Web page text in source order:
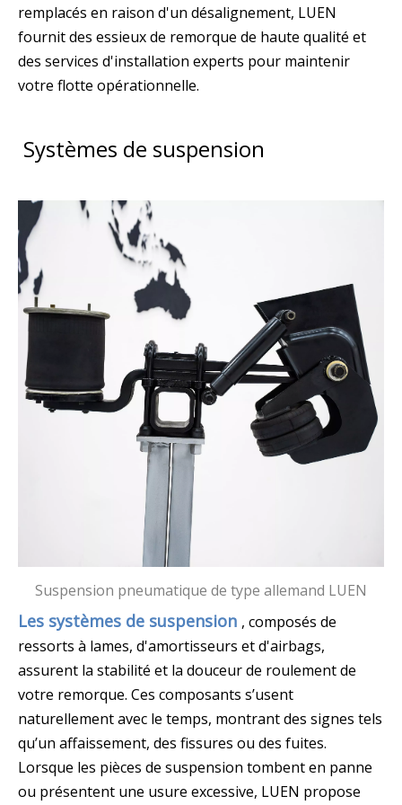
remplacés en raison d'un désalignement, LUEN
fournit des essieux de remorque de haute qualité et
des services d'installation experts pour maintenir
votre flotte opérationnelle.
Systèmes de suspension
Suspension pneumatique de type allemand LUEN
Les systèmes de suspension , composés de
ressorts à lames, d'amortisseurs et d'airbags,
assurent la stabilité et la douceur de roulement de
votre remorque. Ces composants s’usent
naturellement avec le temps, montrant des signes tels
qu’un affaissement, des fissures ou des fuites.
Lorsque les pièces de suspension tombent en panne
ou présentent une usure excessive, LUEN propose